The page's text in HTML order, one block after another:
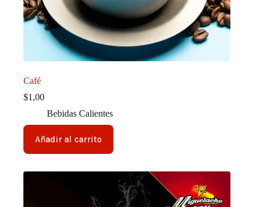
Café
$1,00
Bebidas Calientes
Añadir al carrito